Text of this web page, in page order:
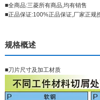
■全商品:三菱所有商品,均有销售
■正品保证:100%正品保证,厂家正规
规格概述
■刀片尺寸及加工材质